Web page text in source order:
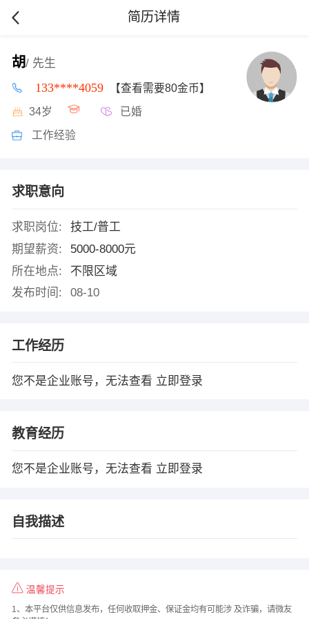
简历详情
胡/ 先生
133****4059 【查看需要80金币】
34岁 已婚
工作经验
求职意向
求职岗位:
技工/普工
期望薪资:
5000-8000元
所在地点:
不限区域
发布时间:
08-10
工作经历
您不是企业账号，无法查看 立即登录
教育经历
您不是企业账号，无法查看 立即登录
自我描述
温馨提示
1、本平台仅供信息发布，任何收取押金、保证金均有可能涉 及诈骗，请微友